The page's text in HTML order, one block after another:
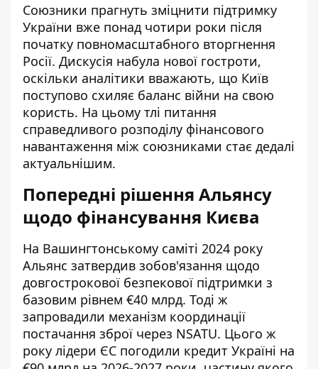
Союзники прагнуть зміцнити підтримку
України вже понад чотири роки після
початку повномасштабного вторгнення
Росії. Дискусія набула нової гостроти,
оскільки аналітики вважають, що Київ
поступово схиляє баланс війни на свою
користь. На цьому тлі питання
справедливого розподілу фінансового
навантаження між союзниками стає дедалі
актуальнішим.
Попередні рішення Альянсу
щодо фінансування Києва
На Вашингтонському саміті 2024 року
Альянс затвердив зобов'язання щодо
довгострокової безпекової підтримки з
базовим рівнем €40 млрд. Тоді ж
запровадили механізм координації
постачання зброї через NSATU. Цього ж
року лідери ЄС погодили кредит Україні на